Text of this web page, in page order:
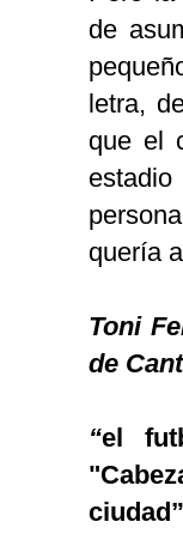
de
letra,
que el
quería
Toni
de
“el
ciudad”